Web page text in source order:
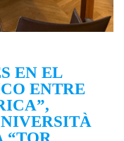
EN EL
ENTRE
“TOR